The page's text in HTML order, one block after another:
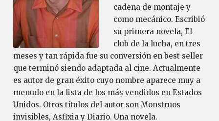
cadena de montaje y
como mecánico. Escribió
su primera novela, El
club de la lucha, en tres
meses y tan rápida fue su conversión en best seller
que terminó siendo adaptada al cine. Actualmente
es autor de gran éxito cuyo nombre aparece muy a
menudo en la lista de los más vendidos en Estados
Unidos. Otros títulos del autor son Monstruos
invisibles, Asfixia y Diario. Una novela.